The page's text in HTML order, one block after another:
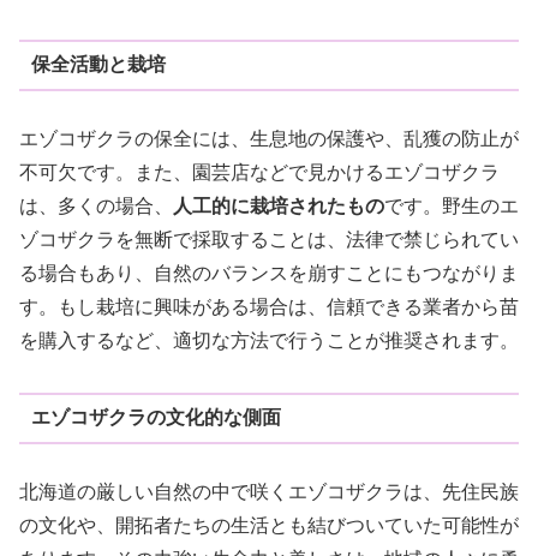
保全活動と栽培
エゾコザクラの保全には、生息地の保護や、乱獲の防止が
不可欠です。また、園芸店などで見かけるエゾコザクラ
は、多くの場合、
人工的に栽培されたものです。野生のエ
ゾコザクラを無断で採取することは、法律で禁じられてい
る場合もあり、自然のバランスを崩すことにもつながりま
す。もし栽培に興味がある場合は、信頼できる業者から苗
を購入するなど、適切な方法で行うことが推奨されます。
エゾコザクラの文化的な側面
北海道の厳しい自然の中で咲くエゾコザクラは、先住民族
の文化や、開拓者たちの生活とも結びついていた可能性が